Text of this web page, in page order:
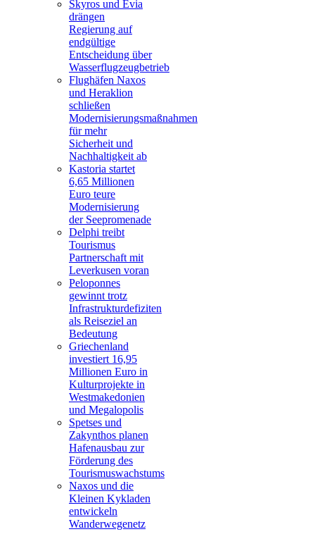
Skyros und Evia
drängen
Regierung auf
endgültige
Entscheidung über
Wasserflugzeugbetrieb
Flughäfen Naxos
und Heraklion
schließen
Modernisierungsmaßnahmen
für mehr
Sicherheit und
Nachhaltigkeit ab
Kastoria startet
6,65 Millionen
Euro teure
Modernisierung
der Seepromenade
Delphi treibt
Tourismus
Partnerschaft mit
Leverkusen voran
Peloponnes
gewinnt trotz
Infrastrukturdefiziten
als Reiseziel an
Bedeutung
Griechenland
investiert 16,95
Millionen Euro in
Kulturprojekte in
Westmakedonien
und Megalopolis
Spetses und
Zakynthos planen
Hafenausbau zur
Förderung des
Tourismuswachstums
Naxos und die
Kleinen Kykladen
entwickeln
Wanderwegenetz